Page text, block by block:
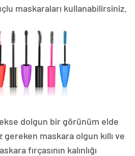
maskaraları kullanabilirsiniz.
dolgun bir görünüm elde
maskara olgun kıllı ve
fırçasının kalınlığı